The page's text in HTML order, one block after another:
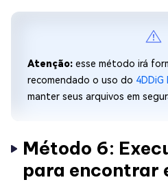
Atenção: esse método irá
recomendado o uso do 4DDiG
manter seus arquivos em
Método 6:
para encontrar